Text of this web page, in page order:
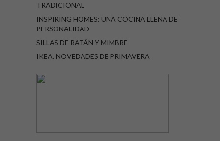
TRADICIONAL
INSPIRING HOMES: UNA COCINA LLENA DE
PERSONALIDAD
SILLAS DE RATÁN Y MIMBRE
IKEA: NOVEDADES DE PRIMAVERA